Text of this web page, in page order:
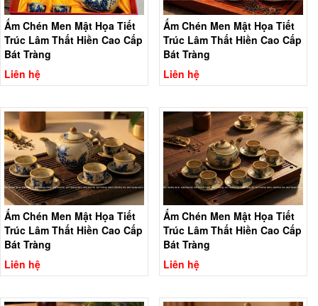
Ấm Chén Men Mật Họa Tiết
Trúc Lâm Thất Hiền Cao Cấp
Bát Tràng
Liên hệ
Ấm Chén Men Mật Họa Tiết
Trúc Lâm Thất Hiền Cao Cấp
Bát Tràng
Liên hệ
Ấm Chén Men Mật Họa Tiết
Trúc Lâm Thất Hiền Cao Cấp
Bát Tràng
Liên hệ
Ấm Chén Men Mật Họa Tiết
Trúc Lâm Thất Hiền Cao Cấp
Bát Tràng
Liên hệ